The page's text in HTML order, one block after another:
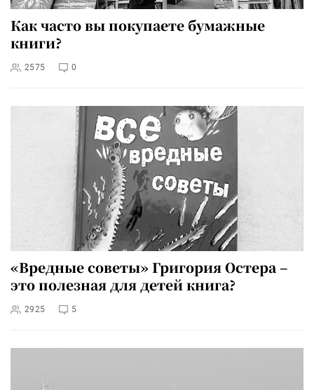
Как часто вы покупаете бумажные
книги?
2575 0
«Вредные советы» Григория Остера –
это полезная для детей книга?
2925 5